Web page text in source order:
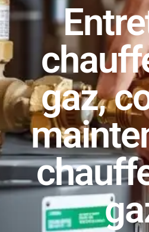
gaz,